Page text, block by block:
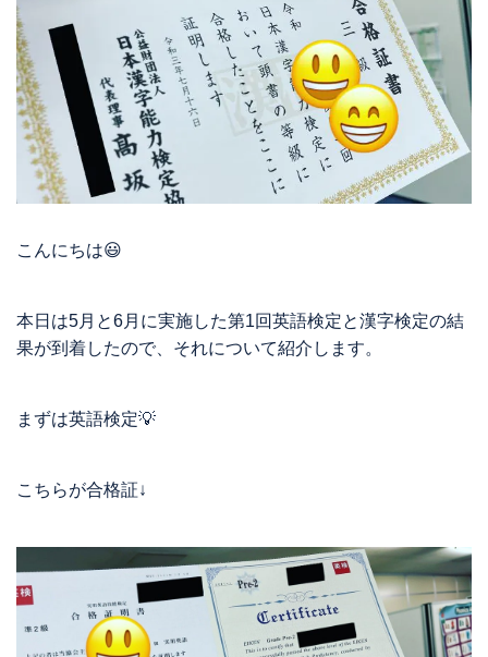
こんにちは😃
本日は5月と6月に実施した第1回英語検定と漢字検定の結
果が到着したので、それについて紹介します。
まずは英語検定💡
こちらが合格証↓